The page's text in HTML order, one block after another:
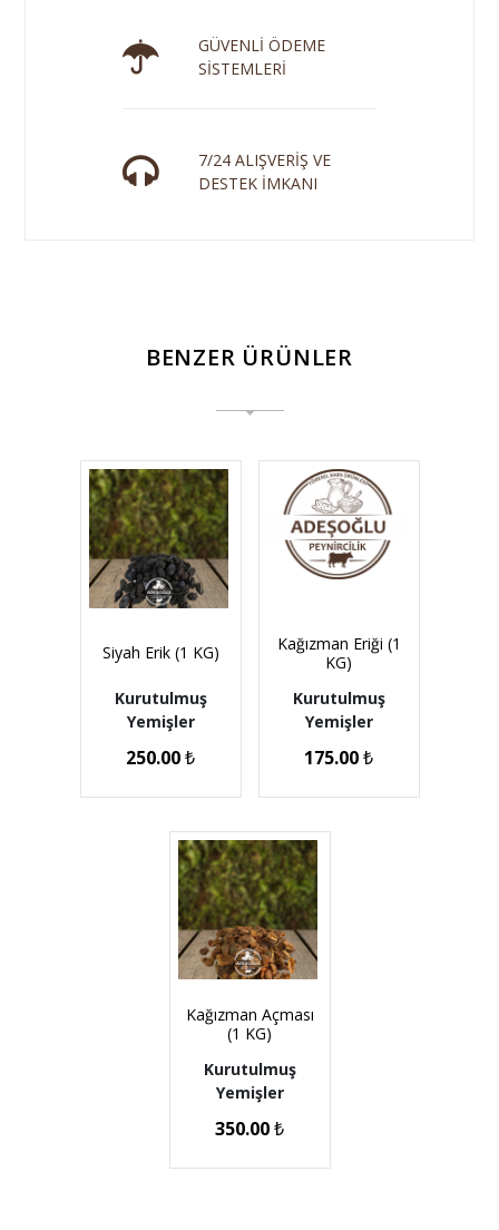
GÜVENLİ ÖDEME
SİSTEMLERİ
7/24 ALIŞVERİŞ VE
DESTEK İMKANI
BENZER ÜRÜNLER
Siyah Erik (1 KG)
Kurutulmuş
Yemişler
250.00₺
Kağızman Eriği (1
KG)
Kurutulmuş
Yemişler
175.00₺
Kağızman Açması
(1 KG)
Kurutulmuş
Yemişler
350.00₺